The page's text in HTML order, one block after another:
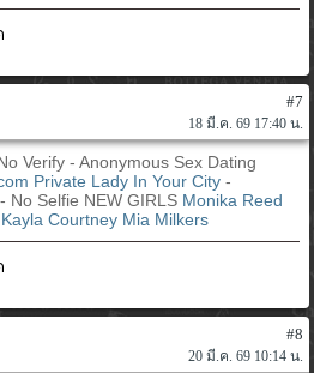
#7
18 มี.ค. 69 17:40 น.
Verify - Anonymous Sex Dating
Private Lady In Your City-
No Selfie NEW GIRLS Monika Reed
Kayla Courtney Mia Milkers
#8
20 มี.ค. 69 10:14 น.